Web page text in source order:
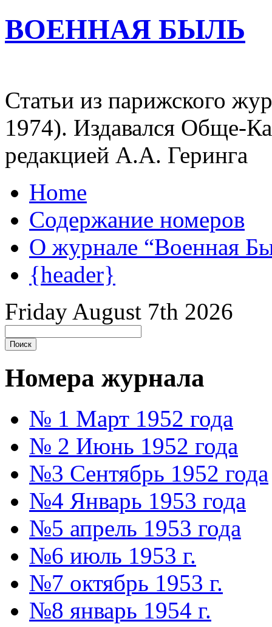
ВОЕННАЯ БЫЛЬ
Статьи из парижского
1974). Издавался Обще-
редакцией А.А. Геринга
Home
Содержание номеров
О журнале “Военная
{header}
Friday August 7th 2026
Номера журнала
№ 1 Март 1952 года
№ 2 Июнь 1952 года
№3 Сентябрь 1952 года
№4 Январь 1953 года
№5 апрель 1953 года
№6 июль 1953 г.
№7 октябрь 1953 г.
№8 январь 1954 г.